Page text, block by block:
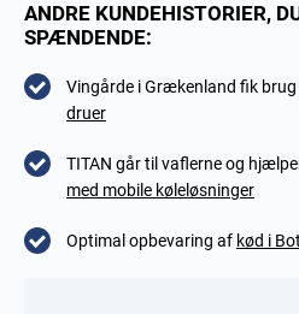
ANDRE KUNDEHISTORIER,
SPÆNDENDE:
Vingårde i Grækenland fik
druer
TITAN går til vaflerne og
med mobile køleløsninger
Optimal opbevaring af kød i